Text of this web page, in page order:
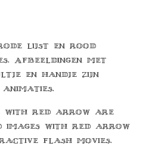
lijst en rood
Afbeeldingen met
en handje zijn
with red arrow are
images with red arrow
flash movies.